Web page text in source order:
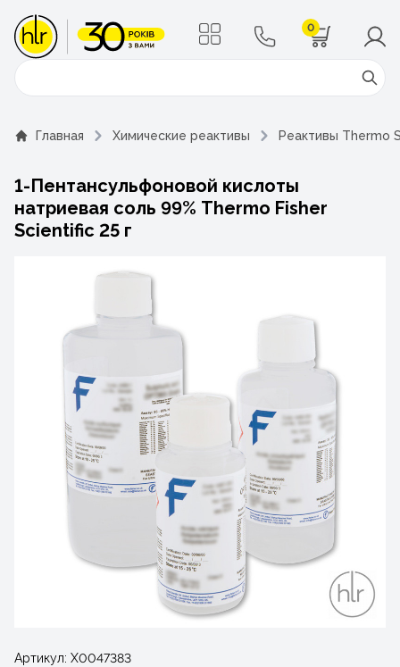
0
Поиск
Главная Химические реактивы Реактивы Thermo
1-Пентансульфоновой кислоты
натриевая соль 99% Thermo Fisher
Scientific 25 г
Артикул: Х0047383